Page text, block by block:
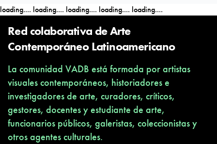
loading.... loading.... loading.... loading.... loading....
Red colaborativa de Arte
Contemporáneo Latinoamericano
La comunidad VADB está formada por artistas
visuales contemporáneos, historiadores e
investigadores de arte, curadores, críticos,
gestores, docentes y estudiante de arte,
funcionarios públicos, galeristas, coleccionistas y
otros agentes culturales.